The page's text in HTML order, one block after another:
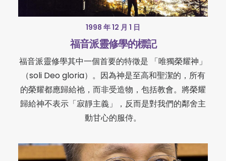
1998 年 12 月 1 日
福音派靈修學的標記
福音派靈修學其中一個首要的特徵是 「唯獨榮耀神」
（soli Deo gloria）。因為神是至高和聖潔的，所有
的榮耀都應歸給祂，而非受造物，包括教會。將榮耀
歸給神不表示「寂靜主義」，反而是對我們的鄰舍主
動甘心的服侍。